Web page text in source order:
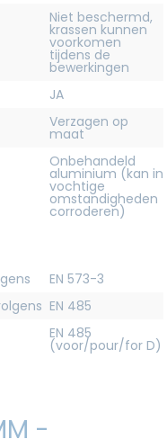
Niet beschermd,
krassen kunnen
voorkomen
tijdens de
bewerkingen
JA
Verzagen op
maat
Onbehandeld
aluminium (kan in
vochtige
omstandigheden
corroderen)
EN 573-3
EN 485
EN 485
(voor/pour/for D)
-